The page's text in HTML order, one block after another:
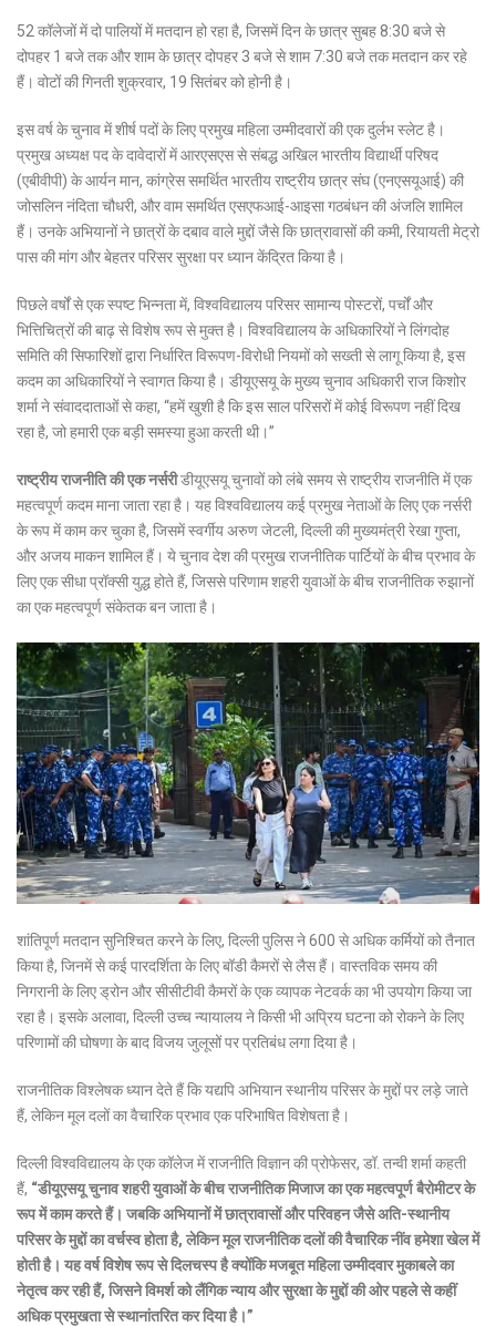
52 कॉलेजों में दो पालियों में मतदान हो रहा है, जिसमें दिन के छात्र सुबह 8:30 बजे से
दोपहर 1 बजे तक और शाम के छात्र दोपहर 3 बजे से शाम 7:30 बजे तक मतदान कर रहे
हैं। वोटों की गिनती शुक्रवार, 19 सितंबर को होनी है।
इस वर्ष के चुनाव में शीर्ष पदों के लिए प्रमुख महिला उम्मीदवारों की एक दुर्लभ स्लेट है।
प्रमुख अध्यक्ष पद के दावेदारों में आरएसएस से संबद्ध अखिल भारतीय विद्यार्थी परिषद
(एबीवीपी) के आर्यन मान, कांग्रेस समर्थित भारतीय राष्ट्रीय छात्र संघ (एनएसयूआई) की
जोसलिन नंदिता चौधरी, और वाम समर्थित एसएफआई-आइसा गठबंधन की अंजलि शामिल
हैं। उनके अभियानों ने छात्रों के दबाव वाले मुद्दों जैसे कि छात्रावासों की कमी, रियायती मेट्रो
पास की मांग और बेहतर परिसर सुरक्षा पर ध्यान केंद्रित किया है।
पिछले वर्षों से एक स्पष्ट भिन्नता में, विश्वविद्यालय परिसर सामान्य पोस्टरों, पर्चों और
भित्तिचित्रों की बाढ़ से विशेष रूप से मुक्त है। विश्वविद्यालय के अधिकारियों ने लिंगदोह
समिति की सिफारिशों द्वारा निर्धारित विरूपण-विरोधी नियमों को सख्ती से लागू किया है, इस
कदम का अधिकारियों ने स्वागत किया है। डीयूएसयू के मुख्य चुनाव अधिकारी राज किशोर
शर्मा ने संवाददाताओं से कहा, “हमें खुशी है कि इस साल परिसरों में कोई विरूपण नहीं दिख
रहा है, जो हमारी एक बड़ी समस्या हुआ करती थी।”
राष्ट्रीय राजनीति की एक नर्सरीडीयूएसयू चुनावों को लंबे समय से राष्ट्रीय राजनीति में एक
महत्वपूर्ण कदम माना जाता रहा है। यह विश्वविद्यालय कई प्रमुख नेताओं के लिए एक नर्सरी
के रूप में काम कर चुका है, जिसमें स्वर्गीय अरुण जेटली, दिल्ली की मुख्यमंत्री रेखा गुप्ता,
और अजय माकन शामिल हैं। ये चुनाव देश की प्रमुख राजनीतिक पार्टियों के बीच प्रभाव के
लिए एक सीधा प्रॉक्सी युद्ध होते हैं, जिससे परिणाम शहरी युवाओं के बीच राजनीतिक रुझानों
का एक महत्वपूर्ण संकेतक बन जाता है।
शांतिपूर्ण मतदान सुनिश्चित करने के लिए, दिल्ली पुलिस ने 600 से अधिक कर्मियों को तैनात
किया है, जिनमें से कई पारदर्शिता के लिए बॉडी कैमरों से लैस हैं। वास्तविक समय की
निगरानी के लिए ड्रोन और सीसीटीवी कैमरों के एक व्यापक नेटवर्क का भी उपयोग किया जा
रहा है। इसके अलावा, दिल्ली उच्च न्यायालय ने किसी भी अप्रिय घटना को रोकने के लिए
परिणामों की घोषणा के बाद विजय जुलूसों पर प्रतिबंध लगा दिया है।
राजनीतिक विश्लेषक ध्यान देते हैं कि यद्यपि अभियान स्थानीय परिसर के मुद्दों पर लड़े जाते
हैं, लेकिन मूल दलों का वैचारिक प्रभाव एक परिभाषित विशेषता है।
दिल्ली विश्वविद्यालय के एक कॉलेज में राजनीति विज्ञान की प्रोफेसर, डॉ. तन्वी शर्मा कहती
हैं, “डीयूएसयू चुनाव शहरी युवाओं के बीच राजनीतिक मिजाज का एक महत्वपूर्ण बैरोमीटर के
रूप में काम करते हैं। जबकि अभियानों में छात्रावासों और परिवहन जैसे अति-स्थानीय
परिसर के मुद्दों का वर्चस्व होता है, लेकिन मूल राजनीतिक दलों की वैचारिक नींव हमेशा खेल में
होती है। यह वर्ष विशेष रूप से दिलचस्प है क्योंकि मजबूत महिला उम्मीदवार मुकाबले का
नेतृत्व कर रही हैं, जिसने विमर्श को लैंगिक न्याय और सुरक्षा के मुद्दों की ओर पहले से कहीं
अधिक प्रमुखता से स्थानांतरित कर दिया है।”